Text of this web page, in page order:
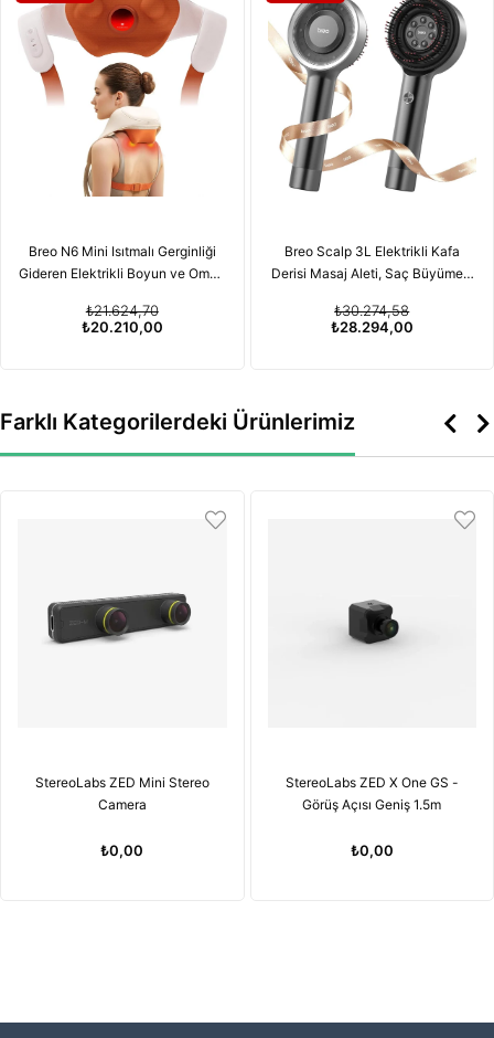
Breo N6 Mini Isıtmalı Gerginliği
Gideren Elektrikli Boyun ve Omuz
₺20.210,00
₺21.624,70
Breo Scalp 3L Elektrikli Kafa
Derisi Masaj Aleti, Saç Büyümesi
Özelliğiyle
₺28.294,00
₺30.274,58
Farklı Kategorilerdeki Ürünlerimiz
StereoLabs ZED Mini Stereo
Camera
₺0,00
StereoLabs ZED X One GS -
Görüş Açısı Geniş 1.5m
₺0,00